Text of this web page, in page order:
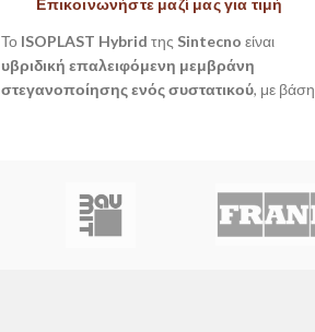
Επικοινωνήστε μαζί μας για τιμή
Το ISOPLAST Hybrid της Sintecno είναι
υβριδική επαλειφόμενη μεμβράνη
στεγανοποίησης ενός συστατικού, με βάση
επιφάνειες που εκτίθενται σε έντονες καιρικές